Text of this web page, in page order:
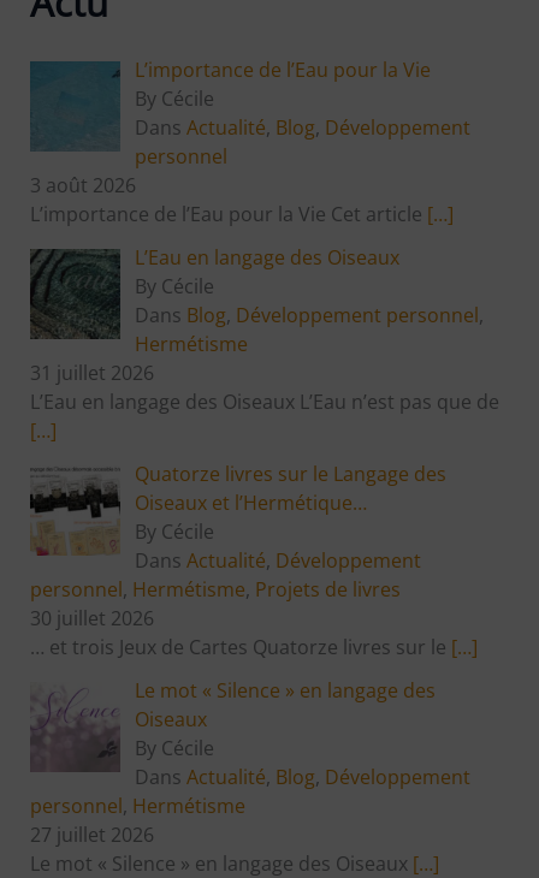
L’importance de l’Eau pour la Vie
By Cécile
Dans Actualité, Blog, Développement
personnel
3 août 2026
L’importance de l’Eau pour la Vie Cet article […]
L’Eau en langage des Oiseaux
By Cécile
Dans Blog, Développement personnel,
Hermétisme
31 juillet 2026
L’Eau en langage des Oiseaux L’Eau n’est pas que de
[…]
Quatorze livres sur le Langage des
Oiseaux et l’Hermétique…
By Cécile
Dans Actualité, Développement
personnel, Hermétisme, Projets de livres
30 juillet 2026
… et trois Jeux de Cartes Quatorze livres sur le […]
Le mot « Silence » en langage des
Oiseaux
By Cécile
Dans Actualité, Blog, Développement
personnel, Hermétisme
27 juillet 2026
Le mot « Silence » en langage des Oiseaux […]